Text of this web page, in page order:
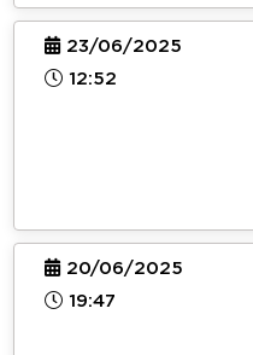
23/06/2025
12:52
20/06/2025
19:47